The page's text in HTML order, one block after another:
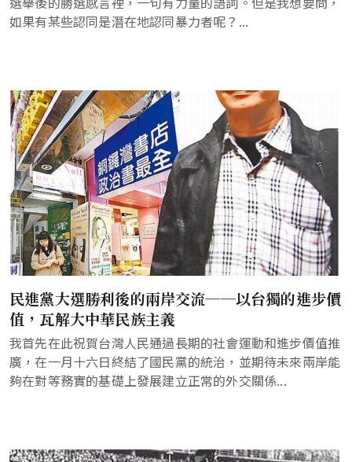
如果有某些認同是潛在地認同暴力者呢？...
民進黨大選勝利後的兩岸交流──以台獨的進步價
值，瓦解大中華民族主義
我首先在此祝賀台灣人民通過長期的社會運動和進步價值推
廣，在一月十六日終結了國民黨的統治，並期待未來兩岸能
夠在對等務實的基礎上發展建立正常的外交關係...